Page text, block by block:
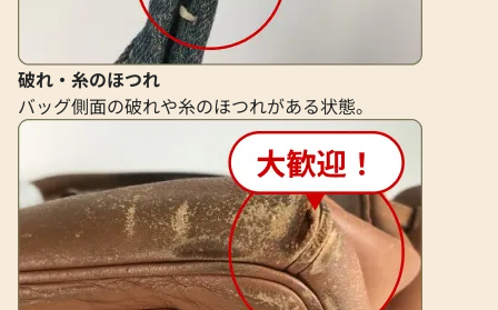
破れ・糸のほつれ
バッグ側面の破れや糸のほつれがある状態。